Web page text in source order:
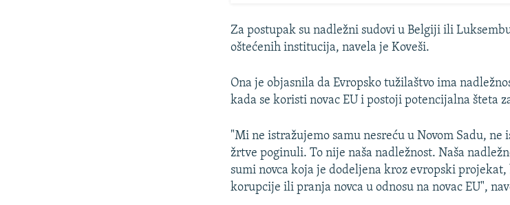
Za postupak su nadležni sudovi u Belgiji ili
oštećenih institucija, navela je Koveši.
Ona je objasnila da Evropsko tužilaštvo ima
kada se koristi novac EU i postoji potencijalna šteta
"Mi ne istražujemo samu nesreću u Novom Sadu,
žrtve poginuli. To nije naša nadležnost. Naša
sumi novca koja je dodeljena kroz evropski projekat,
korupcije ili pranja novca u odnosu na novac EU",